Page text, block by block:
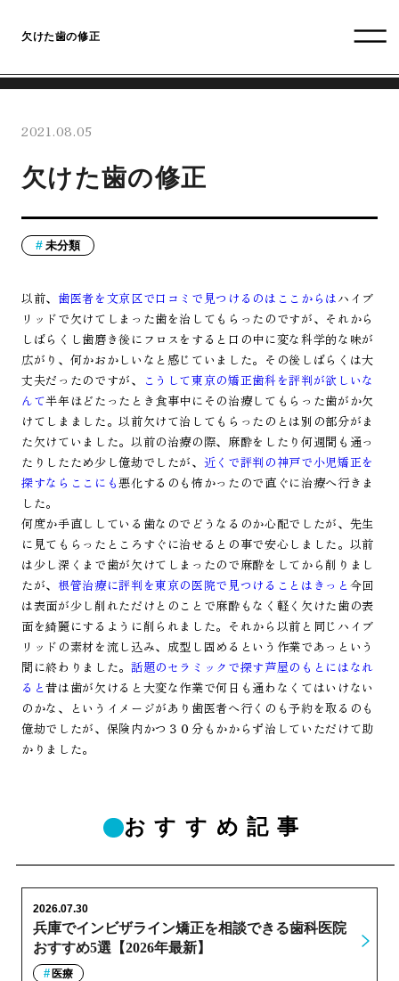
欠けた歯の修正
2021.08.05
欠けた歯の修正
未分類
以前、 歯医者を文京区で口コミで見つけるのはここからはハイブ
リッドで欠けてしまった歯を治してもらったのですが、それから
しばらくし歯磨き後にフロスをすると口の中に変な科学的な味が
広がり、何かおかしいなと感じていました。その後しばらくは大
丈夫だったのですが、
こうして東京の矯正歯科を評判が欲しいな
んて半年ほどたったとき食事中にその治療してもらった歯がか欠
けてしまました。以前欠けて治してもらったのとは別の部分がま
た欠けていました。以前の治療の際、麻酔をしたり何週間も通っ
たりしたため少し億劫でしたが、 近くで評判の神戸で小児矯正を
探すならここにも悪化するのも怖かったので直ぐに治療へ行きま
した。
何度か手直ししている歯なのでどうなるのか心配でしたが、先生
に見てもらったところすぐに治せるとの事で安心しました。以前
は少し深くまで歯が欠けてしまったので麻酔をしてから削りまし
たが、 根管治療に評判を東京の医院で見つけることはきっと 今回
は表面が少し削れただけとのことで麻酔もなく軽く欠けた歯の表
面を綺麗にするように削られました。それから以前と同じハイブ
リッドの素材を流し込み、成型し固めるという作業であっという
間に終わりました。 話題のセラミックで探す芦屋のもとにはなれ
ると昔は歯が欠けると大変な作業で何日も通わなくてはいけない
のかな、というイメージがあり歯医者へ行くのも予約を取るのも
億劫でしたが、保険内かつ３０分もかからず治していただけて助
かりました。
おすすめ記事
兵庫でインビザライン矯正を相談できる歯科医院
おすすめ5選【2026年最新】
2026.07.30
医療